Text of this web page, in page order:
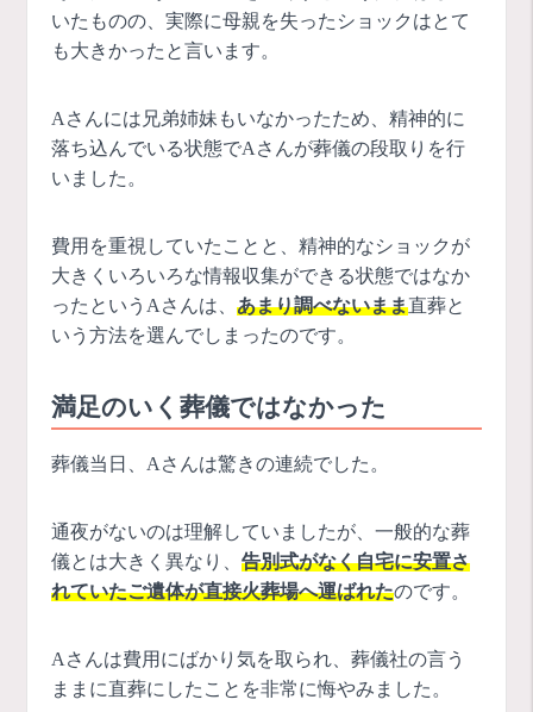
いたものの、実際に母親を失ったショックはとて
も大きかったと言います。
Aさんには兄弟姉妹もいなかったため、精神的に
落ち込んでいる状態でAさんが葬儀の段取りを行
いました。
費用を重視していたことと、精神的なショックが
大きくいろいろな情報収集ができる状態ではなか
ったというAさんは、 あまり調べないまま直葬と
いう方法を選んでしまったのです。
満足のいく葬儀ではなかった
葬儀当日、Aさんは驚きの連続でした。
通夜がないのは理解していましたが、一般的な葬
儀とは大きく異なり、 告別式がなく自宅に安置さ
れていたご遺体が直接火葬場へ運ばれたのです。
Aさんは費用にばかり気を取られ、葬儀社の言う
ままに直葬にしたことを非常に悔やみました。